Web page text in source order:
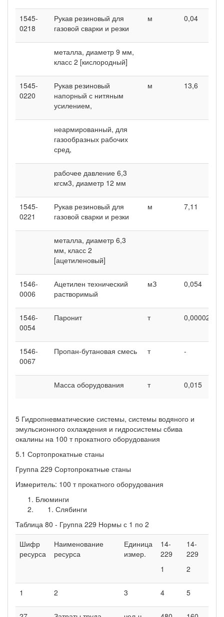
1545-
0218
Рукав резиновый для
газовой сварки и резки
м 0,04
металла, диаметр 9 мм,
класс 2 [кислородный]
1545-
0220
Рукав резиновый
напорный с нитяным
усилением,
м 13,6
неармированный, для
газообразных рабочих
сред,
рабочее давление 6,3
кгсм3, диаметр 12 мм
1545-
0221
Рукав резиновый для
газовой сварки и резки
м 7,11
металла, диаметр 6,3
мм, класс 2
[ацетиленовый]
1546-
0006
Ацетилен технический
растворимый
мЗ 0,054
1546-
0054
Паронит т 0,00002
1546-
0067
Пропан-бутановая смесь т -
Масса оборудования т 0,015
5 Гидропневматические системы, системы водяного и
эмульсионного охлаждения и гидросистемы сбива
окалины на 100 т прокатного оборудования
5.1 Сортопрокатные станы
Группа 229 Сортопрокатные станы
Измеритель: 100 т прокатного оборудования
Блюминги
Слябинги
Таблица 80 - Группа 229 Нормы с 1 по 2
Шифр
ресурса
Наименование
ресурса
Единица
измер.
14-
229
1
14-
229
2
1 2 3 4 5